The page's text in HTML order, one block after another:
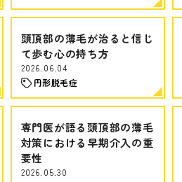
頭頂部の薄毛が治ると信じ
て歩む心の持ち方
2026.06.04
円形脱毛症
専門医が語る頭頂部の薄毛
対策における早期介入の重
要性
2026.05.30